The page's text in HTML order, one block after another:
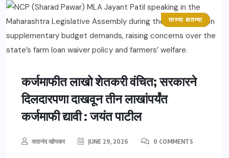
महाराष्ट्र
ताज्या बातम्या
कर्जमाफीत लाखो शेतकरी वंचित; सरकारने
दिलदारपणा दाखवून तीन लाखांपर्यंत
कर्जमाफी द्यावी : जयंत पाटील
सदानंद खोपकर JUNE 29, 2026 0 COMMENTS